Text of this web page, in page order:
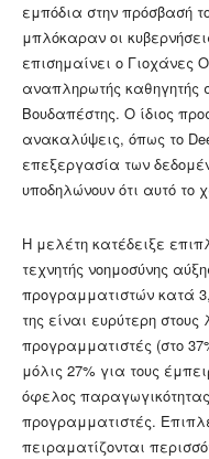
εμπόδια στην πρόσβασή
μπλόκαραν οι
επισημαίνει ο Γιοχάνες
αναπληρωτής καθηγητής
Βουδαπέστης. Ο ίδιος
ανακαλύψεις, όπως το
επεξεργασία των
υποδηλώνουν ότι αυτό
Η μελέτη κατέδειξε
τεχνητής νοημοσύνης
προγραμματιστών κατά
της είναι ευρύτερη στους
προγραμματιστές (στο
μόλις 27% για τους
όφελος
προγραμματιστές.
πειραματίζονται